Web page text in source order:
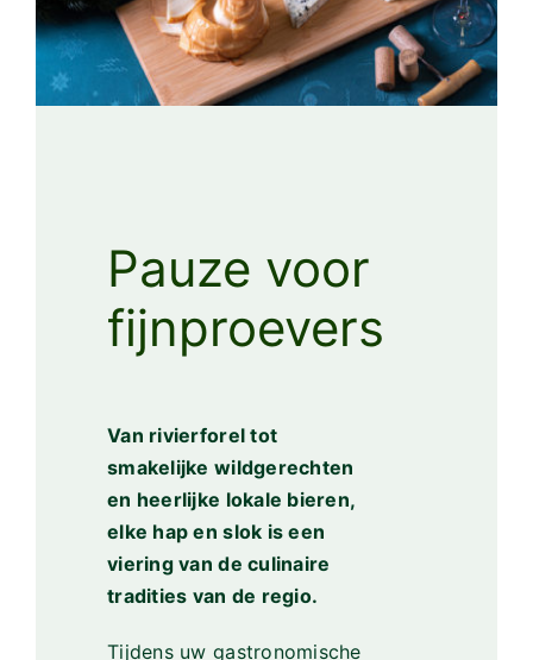
Pauze voor
fijnproevers
Van rivierforel tot
smakelijke wildgerechten
en heerlijke lokale bieren,
elke hap en slok is een
viering van de culinaire
tradities van de regio.
Tijdens uw gastronomische